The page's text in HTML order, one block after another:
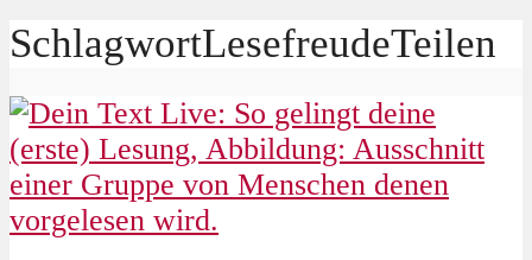
SchlagwortLesefreudeTeilen